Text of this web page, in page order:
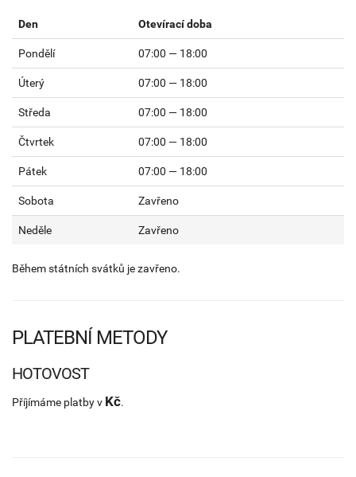
Den Otevírací doba
Pondělí 07:00 — 18:00
Úterý 07:00 — 18:00
Středa 07:00 — 18:00
Čtvrtek 07:00 — 18:00
Pátek 07:00 — 18:00
Sobota Zavřeno
Neděle Zavřeno
Během státních svátků je zavřeno.
PLATEBNÍ METODY
HOTOVOST
Příjímáme platby v Kč.